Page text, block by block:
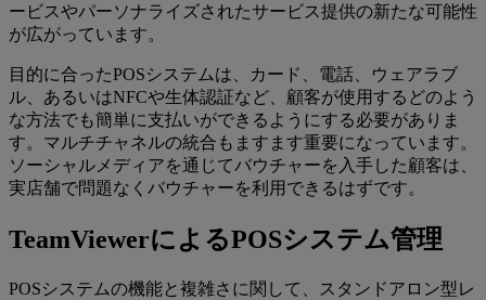
ービスやパーソナライズされたサービス提供の新たな可能性
が広がっています。
目的に合ったPOSシステムは、カード、電話、ウェアラブ
ル、あるいはNFCや生体認証など、顧客が使用するどのよう
な方法でも簡単に支払いができるようにする必要がありま
す。マルチチャネルの統合もますます重要になっています。
ソーシャルメディアを通じてバウチャーを入手した顧客は、
実店舗で問題なくバウチャーを利用できるはずです。
TeamViewerによるPOSシステム管理
POSシステムの機能と複雑さに関して、スタンドアロン型レ